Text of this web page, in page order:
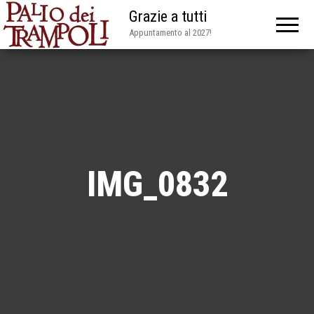
Grazie a tutti
Appuntamento al 2027!
IMG_0832